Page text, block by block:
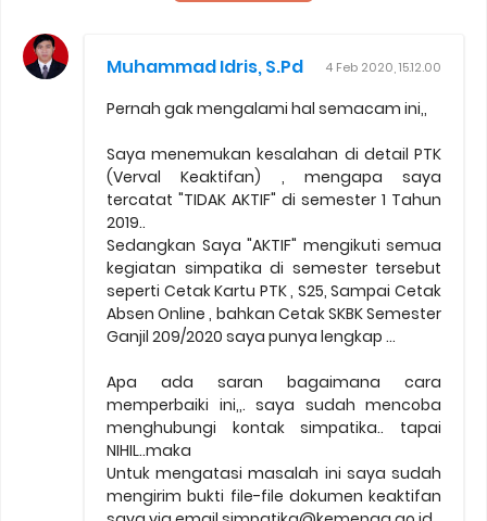
Muhammad Idris, S.Pd 4 Feb 2020, 15.12.00
Pernah gak mengalami hal semacam ini,,
Saya menemukan kesalahan di detail PTK
(Verval Keaktifan) , mengapa saya
tercatat "TIDAK AKTIF" di semester 1 Tahun
2019..
Sedangkan Saya "AKTIF" mengikuti semua
kegiatan simpatika di semester tersebut
seperti Cetak Kartu PTK , S25, Sampai Cetak
Absen Online , bahkan Cetak SKBK Semester
Ganjil 209/2020 saya punya lengkap ...
Apa ada saran bagaimana cara
memperbaiki ini,,. saya sudah mencoba
menghubungi kontak simpatika.. tapai
NIHIL..maka
Untuk mengatasi masalah ini saya sudah
mengirim bukti file-file dokumen keaktifan